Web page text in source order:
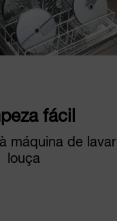
fácil
máquina de lavar
louça